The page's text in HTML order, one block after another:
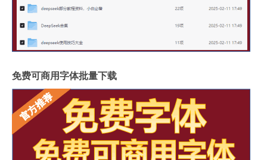
免费可商用字体批量下载